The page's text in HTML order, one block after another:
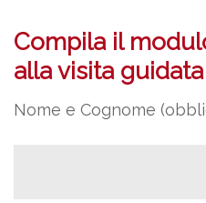
Compila il
alla visita guidata
Nome e Cognome